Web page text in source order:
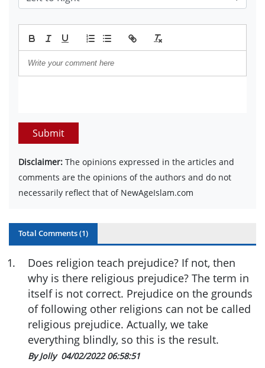
Submit
Disclaimer: The opinions expressed in the articles and
comments are the opinions of the authors and do not
necessarily reflect that of NewAgeIslam.com
Total Comments (1)
1.
Does religion teach prejudice? If not, then
why is there religious prejudice? The term in
itself is not correct. Prejudice on the grounds
of following other religions can not be called
religious prejudice. Actually, we take
everything blindly, so this is the result.
By Jolly 04/02/2022 06:58:51